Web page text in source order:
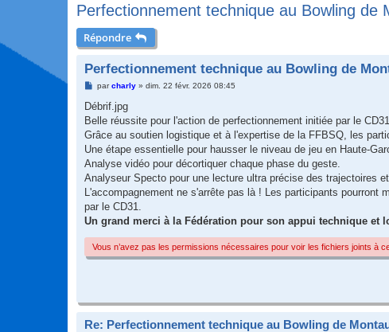
Perfectionnement technique au Bowling de
Répondre
Perfectionnement technique au Bowling de
M
s
a
g
parcharly» dim. 22 févr. 2026 08:45
Débrif.jpg
Belle réussite pour l'action de perfectionnement initiée par le
Grâce au soutien logistique et à l'expertise de la FFBSQ, les
Une étape essentielle pour hausser le niveau de jeu en Haute-
Analyse vidéo pour décortiquer chaque phase du geste.
Analyseur Specto pour une lecture ultra précise des trajectoires
L'accompagnement ne s'arrête pas là ! Les participants pourront
par le CD31.
Un grand merci à la Fédération pour son appui technique
Vous n’avez pas les permissions nécessaires pour voir les fichiers joints à
Re: Perfectionnement technique au Bowling de